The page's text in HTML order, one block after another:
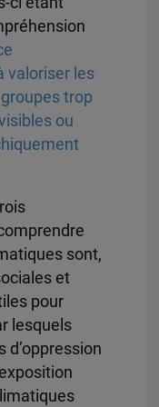
valoriser les
trop
ou
sont,
et
pour
lesquels
d’oppression